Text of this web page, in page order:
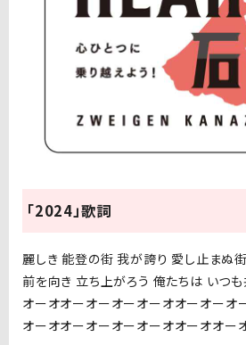
「2024」歌詞
麗しき 能登の街 我が誇り 愛し止まぬ街
前を向き 立ち上がろう 俺たちは いつも
オーオオーオーオーオーオオーオーオ
オーオオーオーオーオーオオーオオー